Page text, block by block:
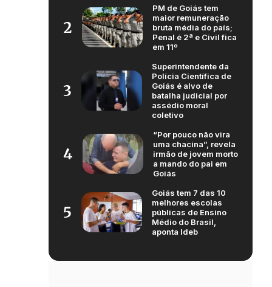
2
PM de Goiás tem
maior remuneração
bruta média do país;
Penal é 2ª e Civil fica
em 11º
3
Superintendente da
Polícia Científica de
Goiás é alvo de
batalha judicial por
assédio moral
coletivo
4
“Por pouco não vira
uma chacina”, revela
irmão de jovem morto
a mando do pai em
Goiás
5
Goiás tem 7 das 10
melhores escolas
públicas de Ensino
Médio do Brasil,
aponta Ideb